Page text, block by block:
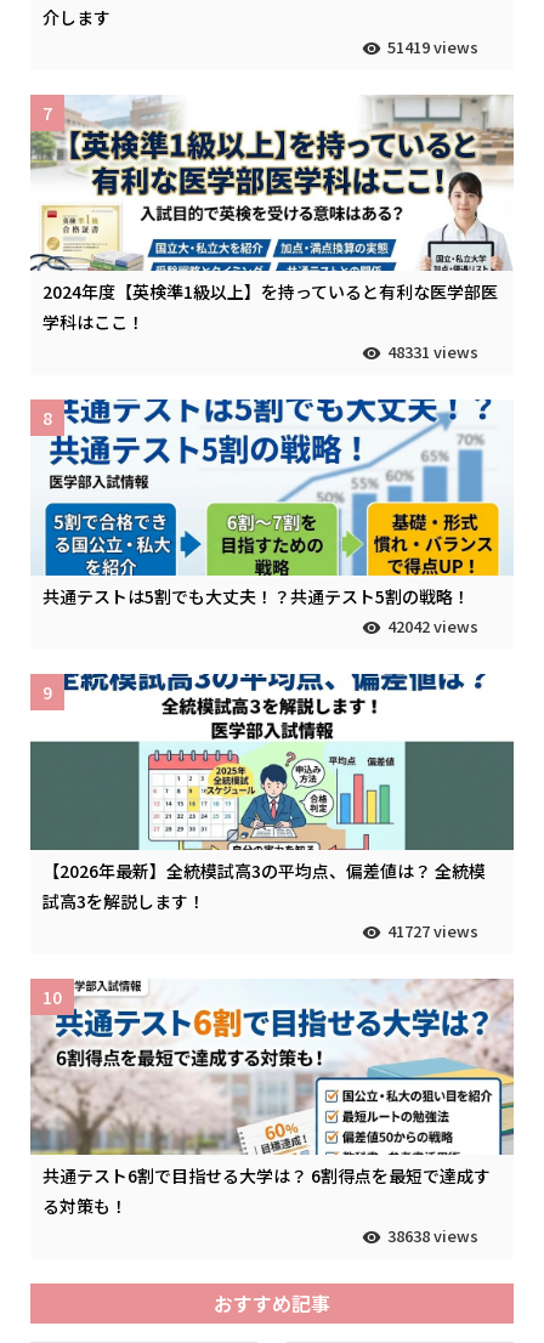
介します
51419 views
2024年度【英検準1級以上】を持っていると有利な医学部医
学科はここ！
48331 views
7
共通テストは5割でも大丈夫！？共通テスト5割の戦略！
42042 views
8
【2026年最新】全統模試高3の平均点、偏差値は？ 全統模
試高3を解説します！
41727 views
9
共通テスト6割で目指せる大学は？ 6割得点を最短で達成す
る対策も！
38638 views
10
おすすめ記事